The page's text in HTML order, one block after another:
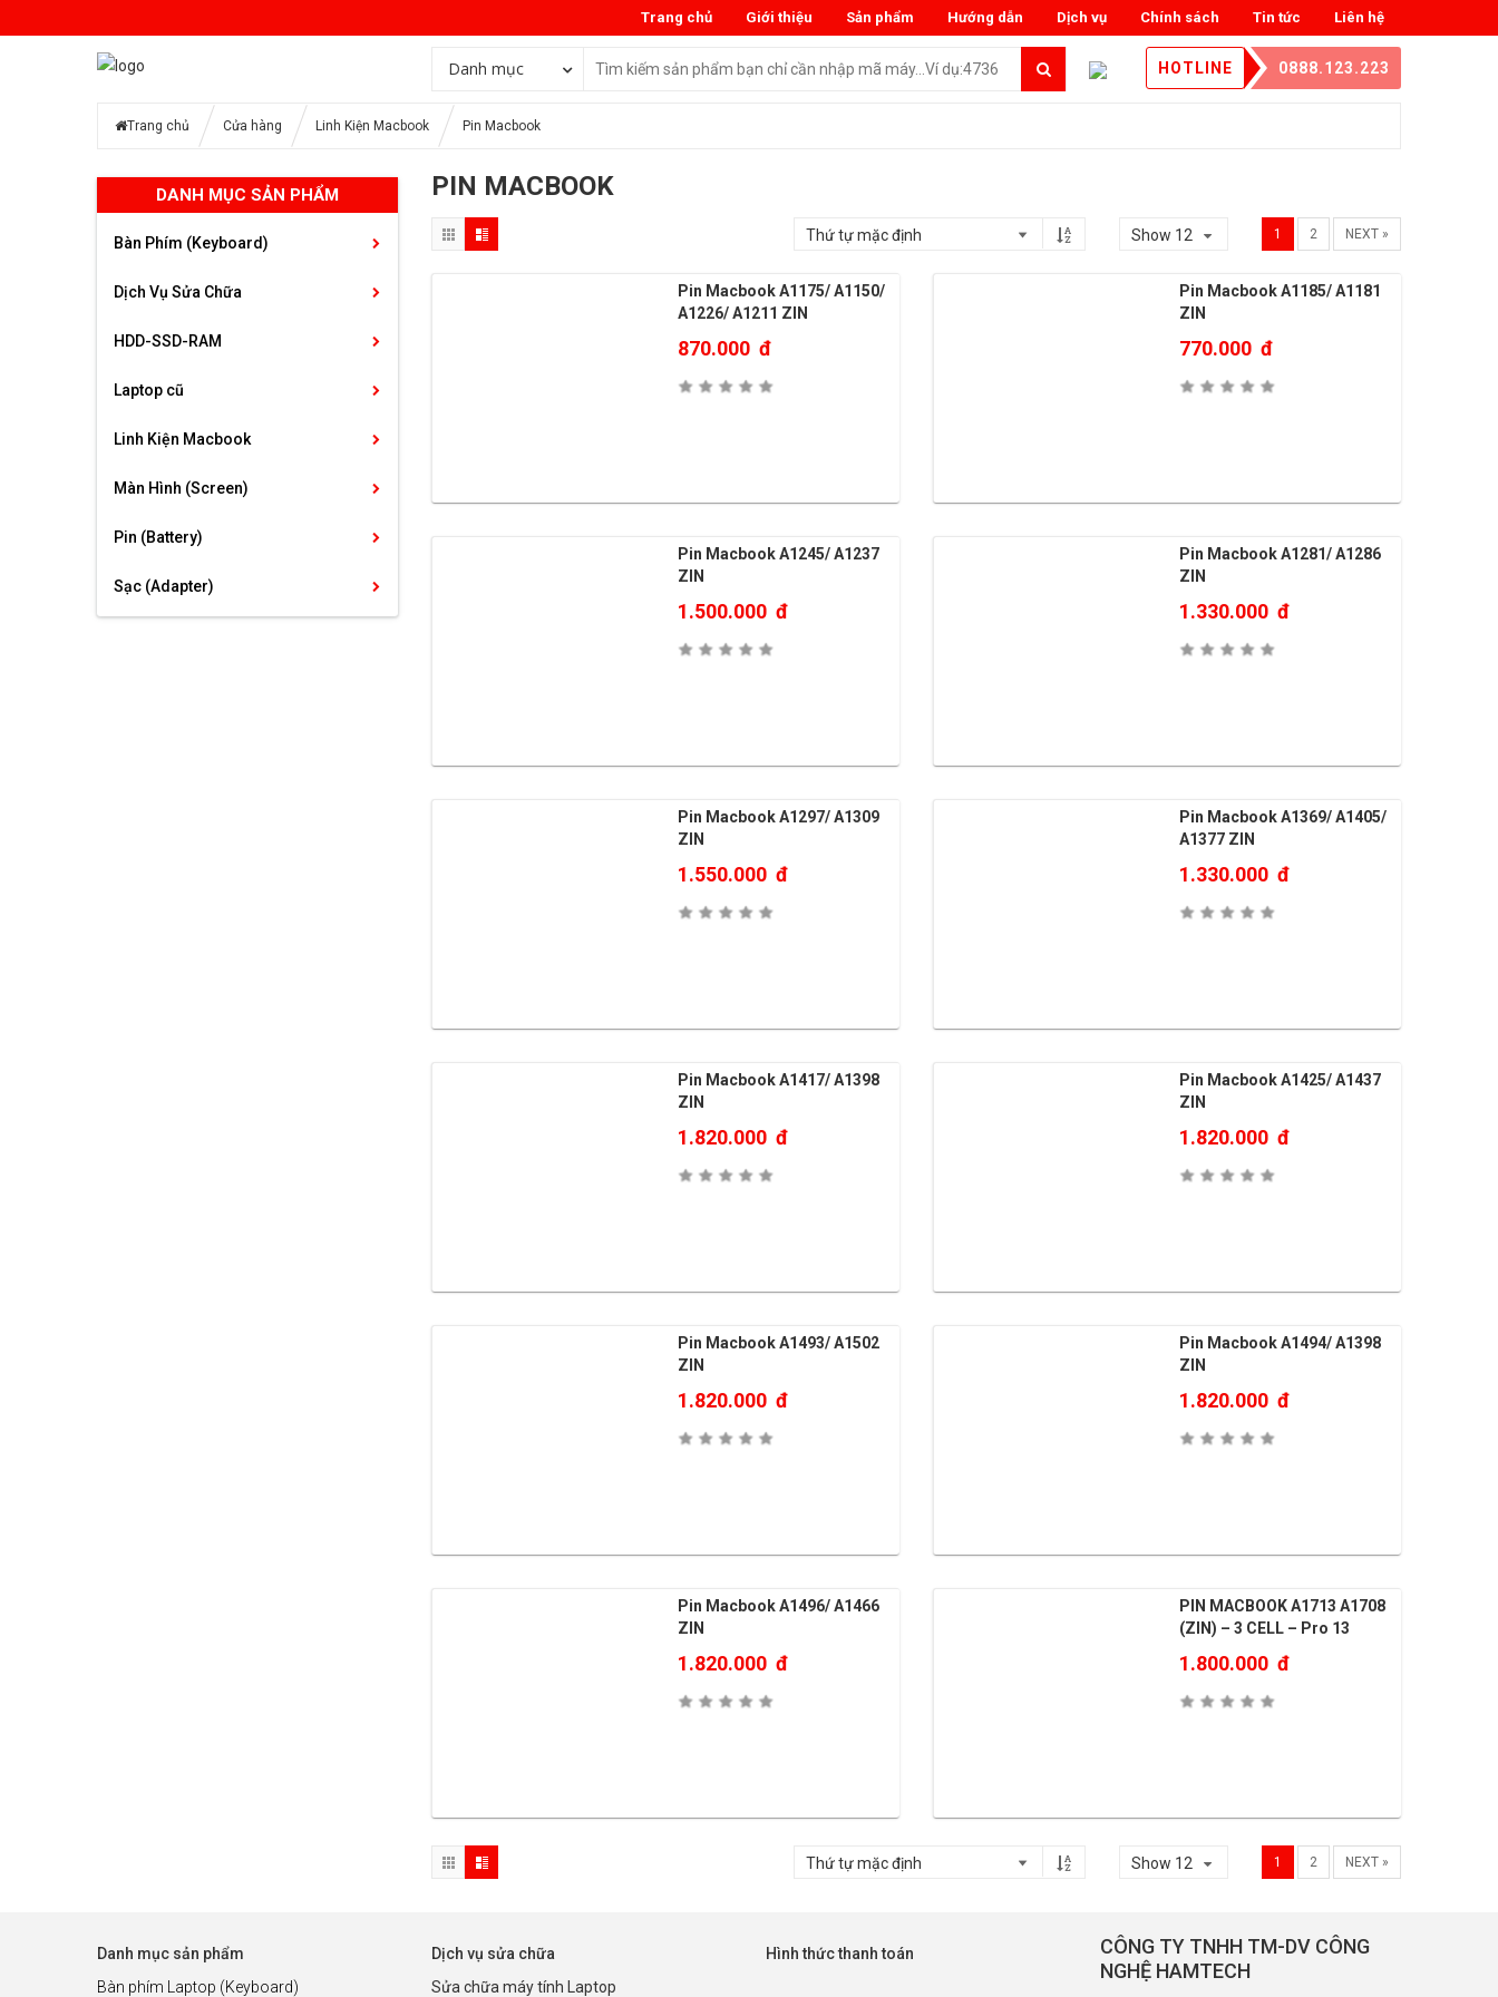
Liên hệ
Tin tức
Chính sách
Dịch vụ
Hướng dẫn
Sản phẩm
Giới thiệu
Trang chủ
Danh mục HOTLINE 0888.123.223
Trang chủ Cửa hàng Linh Kiện Macbook Pin Macbook
DANH MỤC SẢN PHẨM
Bàn Phím (Keyboard)
Dịch Vụ Sửa Chữa
HDD-SSD-RAM
Laptop cũ
Linh Kiện Macbook
Màn Hình (Screen)
Pin (Battery)
Sạc (Adapter)
PIN MACBOOK
1 2 NEXT »
Show 12
Pin Macbook A1175/ A1150/
A1226/ A1211 ZIN
870.000 đ
Pin Macbook A1185/ A1181
ZIN
770.000 đ
Pin Macbook A1245/ A1237
ZIN
1.500.000 đ
Pin Macbook A1281/ A1286
ZIN
1.330.000 đ
Pin Macbook A1297/ A1309
ZIN
1.550.000 đ
Pin Macbook A1369/ A1405/
A1377 ZIN
1.330.000 đ
Pin Macbook A1417/ A1398
ZIN
1.820.000 đ
Pin Macbook A1425/ A1437
ZIN
1.820.000 đ
Pin Macbook A1493/ A1502
ZIN
1.820.000 đ
Pin Macbook A1494/ A1398
ZIN
1.820.000 đ
Pin Macbook A1496/ A1466
ZIN
1.820.000 đ
PIN MACBOOK A1713 A1708
(ZIN) – 3 CELL – Pro 13
1.800.000 đ
1 2 NEXT »
Show 12
Danh mục sản phẩm
Bàn phím Laptop (Keyboard)
Dịch vụ sửa chữa
Sửa chữa máy tính Laptop
Hình thức thanh toán
CÔNG TY TNHH TM-DV CÔNG
NGHỆ HAMTECH